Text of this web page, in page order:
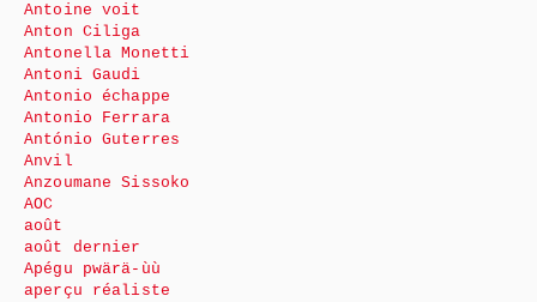
Antoine voit
Anton Ciliga
Antonella Monetti
Antoni Gaudi
Antonio échappe
Antonio Ferrara
António Guterres
Anvil
Anzoumane Sissoko
AOC
août
août dernier
Apégu pwärä-ùù
aperçu réaliste